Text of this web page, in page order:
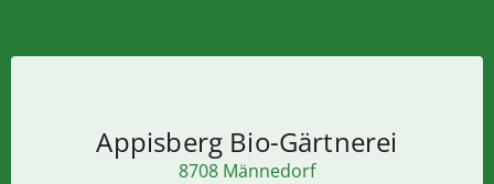
Appisberg Bio-Gärtnerei
8708 Männedorf